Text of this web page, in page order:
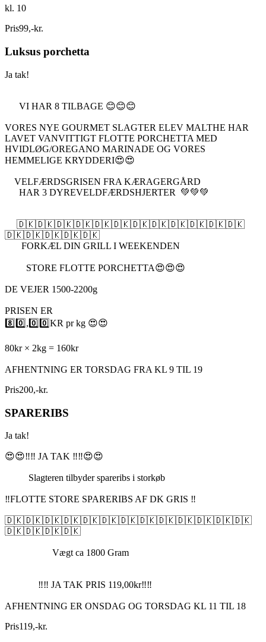
kl. 10
Pris99,-kr.
Luksus porchetta
Ja tak!
VI HAR 8 TILBAGE 😊😊😊
VORES NYE GOURMET SLAGTER ELEV MALTHE HAR
LAVET VANVITTIGT FLOTTE PORCHETTA MED
HVIDLØG/OREGANO MARINADE OG VORES
HEMMELIGE KRYDDERI😍😍
VELFÆRDSGRISEN FRA KÆRAGERGÅRD
HAR 3 DYREVELDFÆRDSHJERTER 💚💚💚
🇩🇰🇩🇰🇩🇰🇩🇰🇩🇰🇩🇰🇩🇰🇩🇰🇩🇰🇩🇰🇩🇰🇩🇰
🇩🇰🇩🇰🇩🇰🇩🇰🇩🇰
FORKÆL DIN GRILL I WEEKENDEN
STORE FLOTTE PORCHETTA😍😍😍
DE VEJER 1500-2200g
PRISEN ER
8️⃣0️⃣,0️⃣0️⃣KR pr kg 😍😍
80kr × 2kg = 160kr
AFHENTNING ER TORSDAG FRA KL 9 TIL 19
Pris200,-kr.
SPARERIBS
Ja tak!
😍😍‼️‼️ JA TAK ‼️‼️😍😍
Slagteren tilbyder spareribs i storkøb
‼️FLOTTE STORE SPARERIBS AF DK GRIS ‼️
🇩🇰🇩🇰🇩🇰🇩🇰🇩🇰🇩🇰🇩🇰🇩🇰🇩🇰🇩🇰🇩🇰🇩🇰🇩🇰
🇩🇰🇩🇰🇩🇰🇩🇰
Vægt ca 1800 Gram
‼️‼️ JA TAK PRIS 119,00kr‼️‼️
AFHENTNING ER ONSDAG OG TORSDAG KL 11 TIL 18
Pris119,-kr.